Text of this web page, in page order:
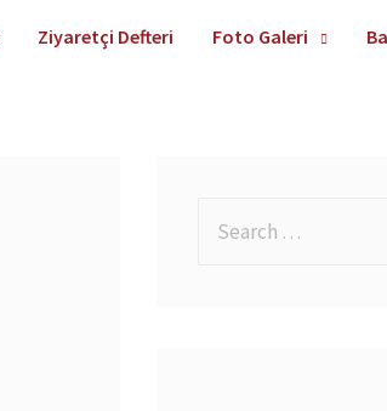
Ziyaretçi Defteri Foto Galeri